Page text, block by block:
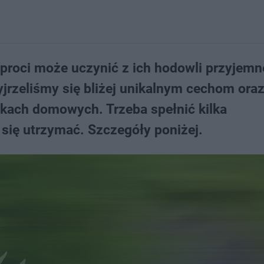
może uczynić z ich hodowli
się bliżej unikalnym cechom oraz
domowych. Trzeba spełnić kilka
utrzymać. Szczegóły poniżej.